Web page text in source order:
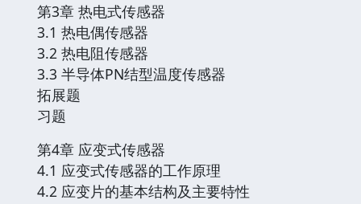
第3章 热电式传感器
3.1 热电偶传感器
3.2 热电阻传感器
3.3 半导体PN结型温度传感器
拓展题
习题
第4章 应变式传感器
4.1 应变式传感器的工作原理
4.2 应变片的基本结构及主要特性